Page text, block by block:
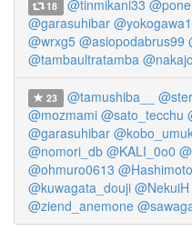
18 @tinmikani33
@garasuhibar
@wrxg5 @asiopodabrus99
@tambaultratamba
23 @tamushiba__
@mozmami @sato_tecchu
@garasuhibar
@nomori_db @KALI_0o0
@ohmuro0613
@kuwagata_douji @NekuiH
@ziend_anemone